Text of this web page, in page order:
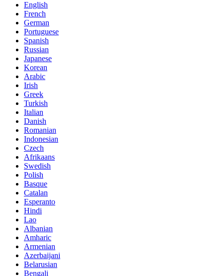
English
French
German
Portuguese
Spanish
Russian
Japanese
Korean
Arabic
Irish
Greek
Turkish
Italian
Danish
Romanian
Indonesian
Czech
Afrikaans
Swedish
Polish
Basque
Catalan
Esperanto
Hindi
Lao
Albanian
Amharic
Armenian
Azerbaijani
Belarusian
Bengali